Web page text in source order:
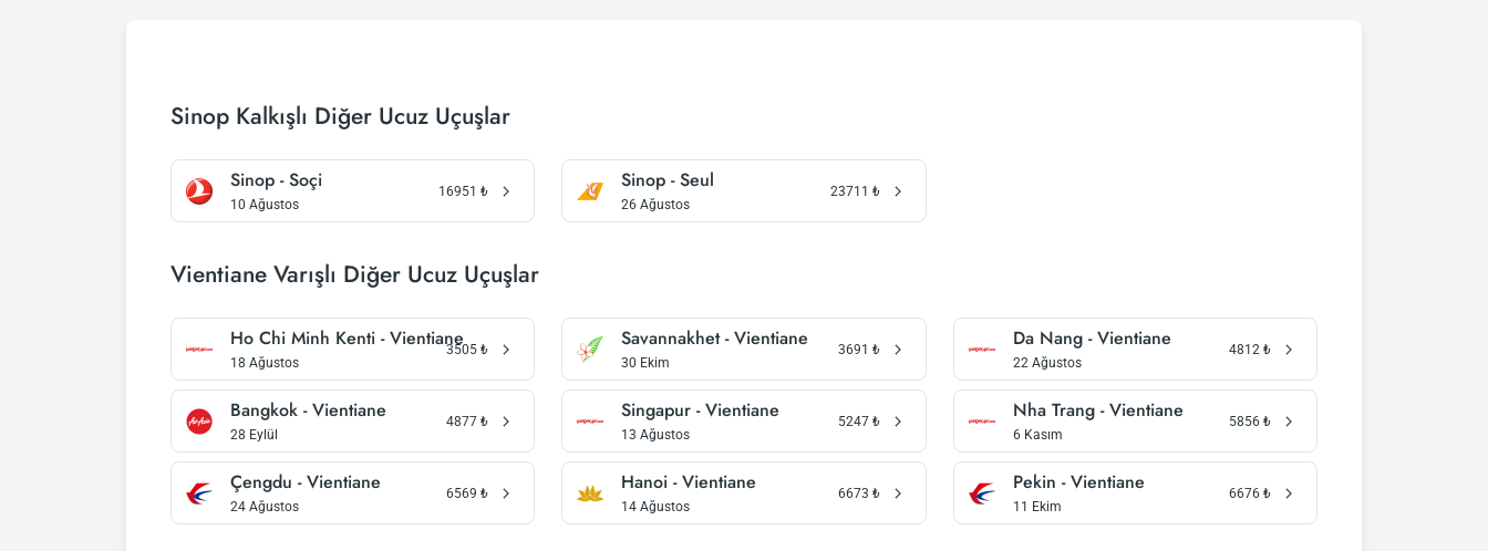
Sinop Kalkışlı Diğer Ucuz Uçuşlar
Sinop - Soçi
10 Ağustos
16951 ₺ Sinop - Seul
26 Ağustos
23711 ₺
Vientiane Varışlı Diğer Ucuz Uçuşlar
Ho Chi Minh Kenti - Vientiane
18 Ağustos
3505 ₺ Savannakhet - Vientiane
30 Ekim
3691 ₺ Da Nang - Vientiane
22 Ağustos
4812 ₺
Bangkok - Vientiane
28 Eylül
4877 ₺ Singapur - Vientiane
13 Ağustos
5247 ₺ Nha Trang - Vientiane
6 Kasım
5856 ₺
Çengdu - Vientiane
24 Ağustos
6569 ₺ Hanoi - Vientiane
14 Ağustos
6673 ₺ Pekin - Vientiane
11 Ekim
6676 ₺